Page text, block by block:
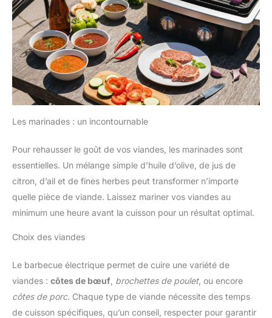
Les marinades : un incontournable
Pour rehausser le goût de vos viandes, les marinades sont
essentielles. Un mélange simple d’huile d’olive, de jus de
citron, d’ail et de fines herbes peut transformer n’importe
quelle pièce de viande. Laissez mariner vos viandes au
minimum une heure avant la cuisson pour un résultat optimal.
Choix des viandes
Le barbecue électrique permet de cuire une variété de
viandes : côtes de bœuf brochettes de poulet, ou encore
côtes de porc. Chaque type de viande nécessite des temps
de cuisson spécifiques, qu’un conseil, respecter pour garantir